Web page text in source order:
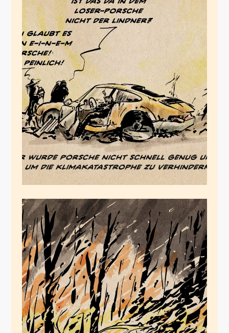
Porsche muss
peinlich werden
März 16, 2023
Der FDP Kipp-Punkt
März 4, 2023